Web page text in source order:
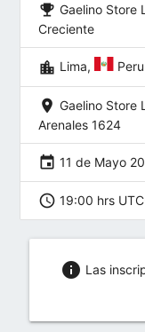
emoji_events Gaelino Store
Creciente
location_city Lima, Peru
location_on Gaelino Store
Arenales 1624
event 11 de Mayo
schedule 19:00 hrs
info Las